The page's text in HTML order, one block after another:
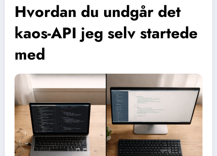
Hvordan du undgår det
kaos-API jeg selv startede
med